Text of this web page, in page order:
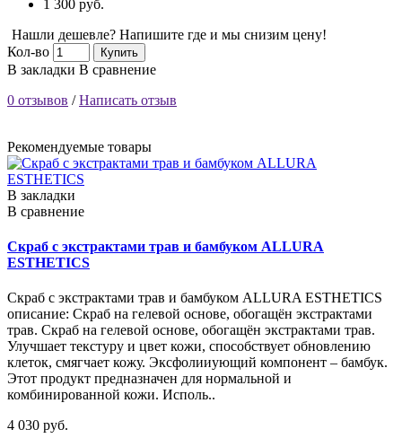
1 300 руб.
Нашли дешевле? Напишите где и мы снизим цену!
Кол-во
Купить
В закладки В сравнение
0 отзывов /Написать отзыв
Рекомендуемые товары
В закладки
В сравнение
Скраб с экстрактами трав и бамбуком ALLURA
ESTHETICS
Скраб с экстрактами трав и бамбуком ALLURA ESTHETICS
описание: Скраб на гелевой основе, обогащён экстрактами
трав. Скраб на гелевой основе, обогащён экстрактами трав.
Улучшает текстуру и цвет кожи, способствует обновлению
клеток, смягчает кожу. Эксфолииующий компонент – бамбук.
Этот продукт предназначен для нормальной и
комбинированной кожи. Исполь..
4 030 руб.